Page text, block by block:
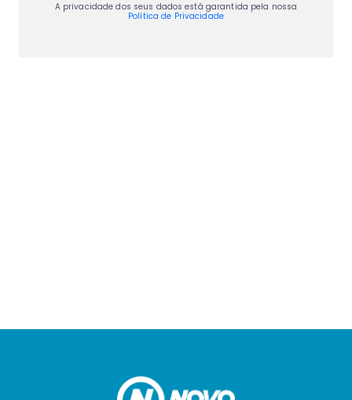
A privacidade dos seus dados está garantida pela nossa
Política de Privacidade